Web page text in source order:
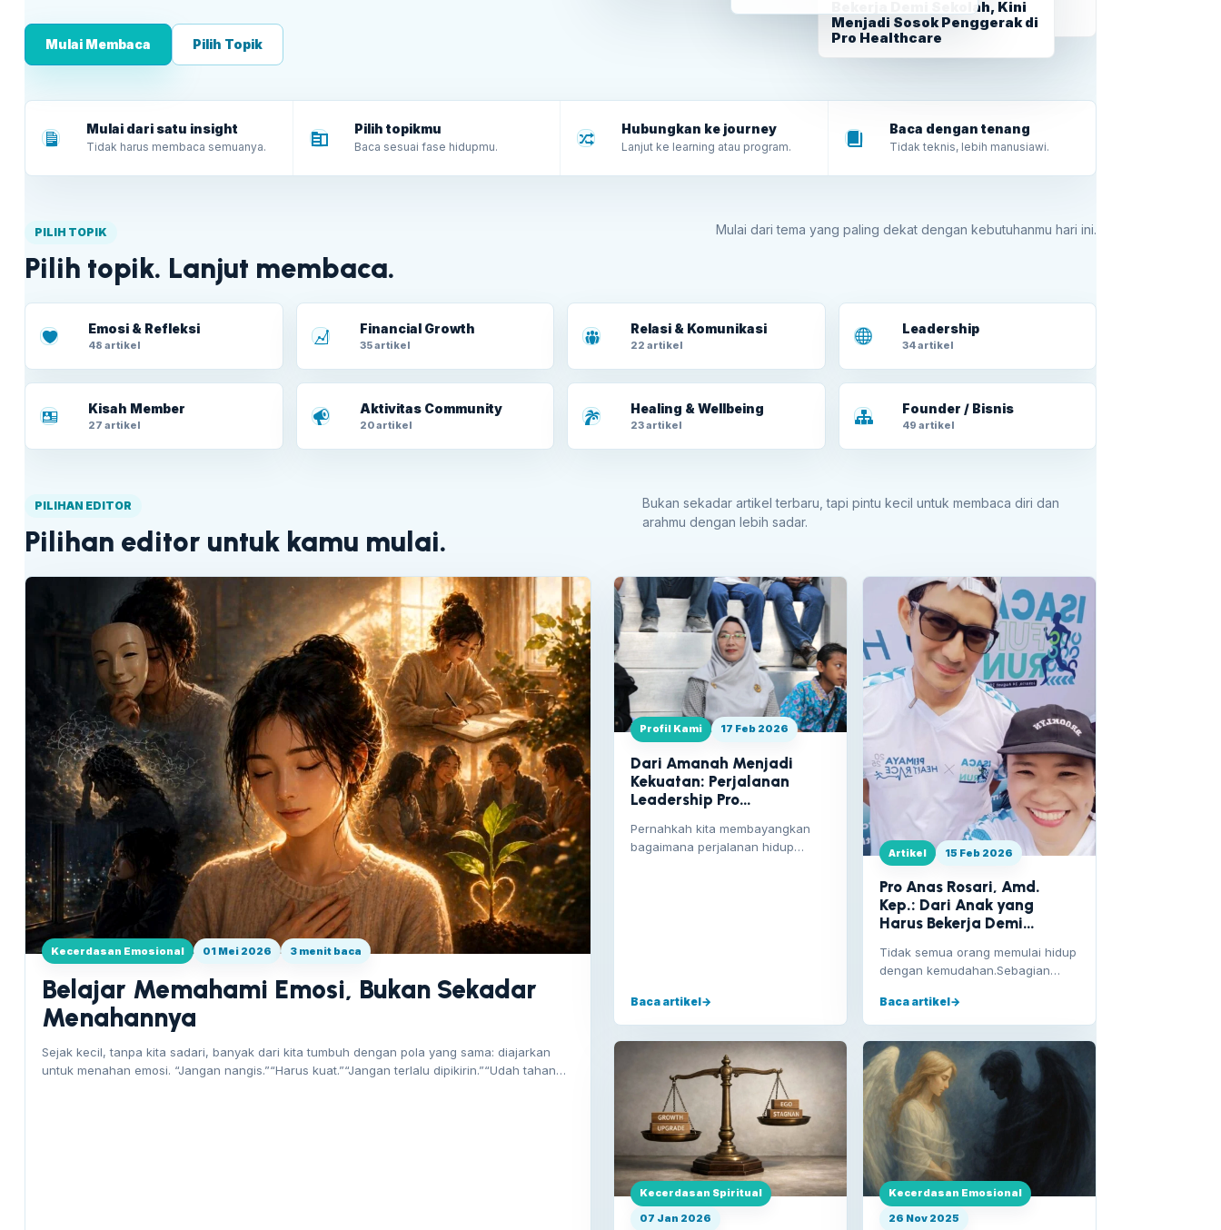
Mulai Membaca Pilih Topik
Bersama Kehidupan
Bekerja Demi Sekolah, Kini
Menjadi Sosok Penggerak di
Pro Healthcare
Mulai dari satu insight
Tidak harus membaca semuanya.
Pilih topikmu
Baca sesuai fase hidupmu.
Hubungkan ke journey
Lanjut ke learning atau program.
Baca dengan tenang
Tidak teknis, lebih manusiawi.
PILIH TOPIK
Pilih topik. Lanjut membaca.
Mulai dari tema yang paling dekat dengan kebutuhanmu hari ini.
Emosi & Refleksi
48 artikel
Financial Growth
35 artikel
Relasi & Komunikasi
22 artikel
Leadership
34 artikel
Kisah Member
27 artikel
Aktivitas Community
20 artikel
Healing & Wellbeing
23 artikel
Founder / Bisnis
49 artikel
PILIHAN EDITOR
Pilihan editor untuk kamu mulai.
Bukan sekadar artikel terbaru, tapi pintu kecil untuk membaca diri dan
arahmu dengan lebih sadar.
Kecerdasan Emosional 01 Mei 2026 3 menit baca
Belajar Memahami Emosi, Bukan Sekadar
Menahannya
Sejak kecil, tanpa kita sadari, banyak dari kita tumbuh dengan pola yang sama: diajarkan
untuk menahan emosi. “Jangan nangis.”“Harus kuat.”“Jangan terlalu dipikirin.”“Udah tahan
Profil Kami 17 Feb 2026
Dari Amanah Menjadi
Kekuatan: Perjalanan
Leadership Pro
Ibu yang Bertumbuh
Bersama Kehidupan
Pernahkah kita membayangkan
bagaimana perjalanan hidup
Baca artikel→
Artikel 15 Feb 2026
Pro Anas Rosari, Amd.
Kep.: Dari Anak yang
Harus Bekerja Demi
Sosok Penggerak di Pro
Healthcare
Tidak semua orang memulai hidup
dengan kemudahan.Sebagian
perjuangan—bahkan sejak usia
yang sangat…
Baca artikel→
Kecerdasan Spiritual
07 Jan 2026
Kecerdasan Emosional
26 Nov 2025